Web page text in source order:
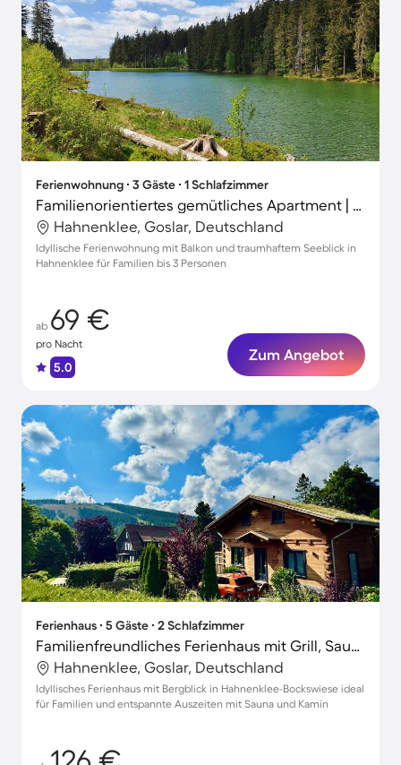
Ferienwohnung ∙ 3 Gäste ∙ 1 Schlafzimmer
Familienorientiertes gemütliches Apartment | Seeblick
Hahnenklee, Goslar, Deutschland
Idyllische Ferienwohnung mit Balkon und traumhaftem Seeblick in
Hahnenklee für Familien bis 3 Personen
ab 69 €
pro Nacht
5.0
Zum Angebot
Ferienhaus ∙ 5 Gäste ∙ 2 Schlafzimmer
Familienfreundliches Ferienhaus mit Grill, Sauna und Terrasse | Bergblick | Haustierfreundlich
Hahnenklee, Goslar, Deutschland
Idyllisches Ferienhaus mit Bergblick in Hahnenklee-Bockswiese ideal
für Familien und entspannte Auszeiten mit Sauna und Kamin